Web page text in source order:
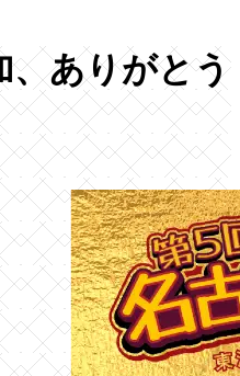
、ありがとう